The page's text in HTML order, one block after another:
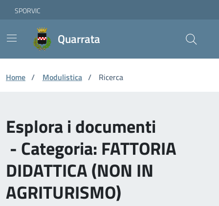
Skip to Main Content
Vai ai contenuti
Vai al footer
SPORVIC
Quarrata
Home / Modulistica / Ricerca
Esplora i documenti
- Categoria: FATTORIA
DIDATTICA (NON IN
AGRITURISMO)